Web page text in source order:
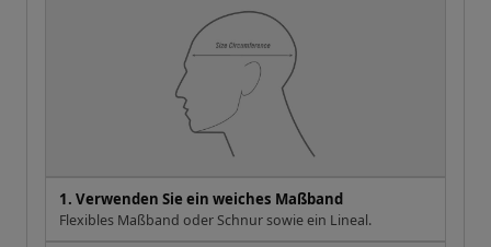
1. Verwenden Sie ein weiches Maßband
Flexibles Maßband oder Schnur sowie ein Lineal.